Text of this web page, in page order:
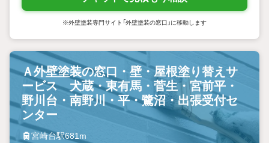
※外壁塗装専門サイト「外壁塗装の窓口」に移動します
Ａ外壁塗装の窓口・壁・屋根塗り替えサ
ービス 犬蔵・東有馬・菅生・宮前平・
野川台・南野川・平・鷺沼・出張受付セ
ンター
宮崎台駅681m